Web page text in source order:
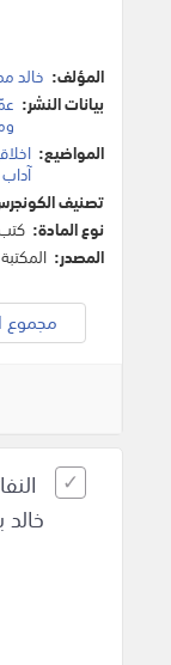
المؤلف: خالد
بيانات النشر:
المواضيع:
تصنيف
نوع المادة:
المصدر:
مجموع